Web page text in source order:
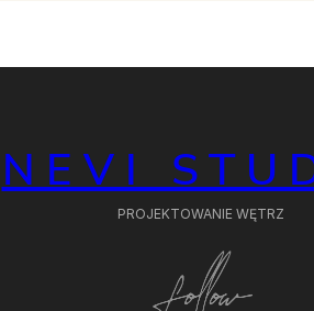
NEVI
PROJEKTOWANIE WĘTRZ